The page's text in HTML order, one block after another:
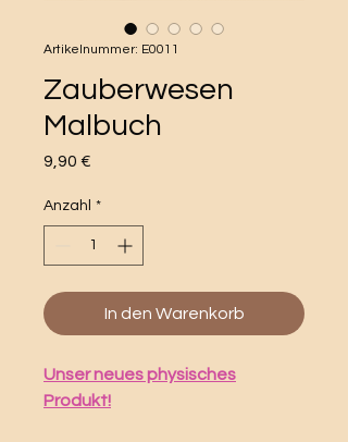
Artikelnummer: E0011
Zauberwesen
Malbuch
9,90 €
Anzahl *
In den Warenkorb
Unser neues physisches
Produkt!